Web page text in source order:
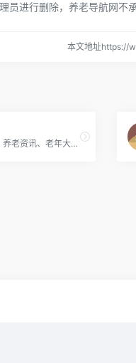
进行删除，养老导航网不承
本文地址https://
主要为中老年人提供养老院、养老资讯、老年大学、居家养老、健康医疗等产品与服务。